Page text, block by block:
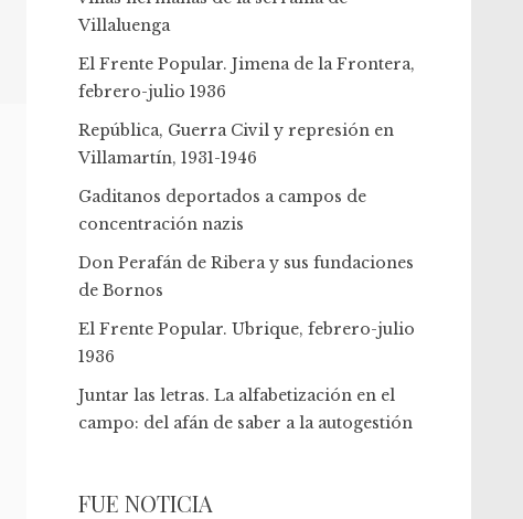
Villaluenga
El Frente Popular. Jimena de la Frontera,
febrero-julio 1936
República, Guerra Civil y represión en
Villamartín, 1931-1946
Gaditanos deportados a campos de
concentración nazis
Don Perafán de Ribera y sus fundaciones
de Bornos
El Frente Popular. Ubrique, febrero-julio
1936
Juntar las letras. La alfabetización en el
campo: del afán de saber a la autogestión
FUE NOTICIA